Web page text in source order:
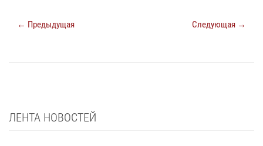
← Предыдущая Следующая →
ЛЕНТА НОВОСТЕЙ